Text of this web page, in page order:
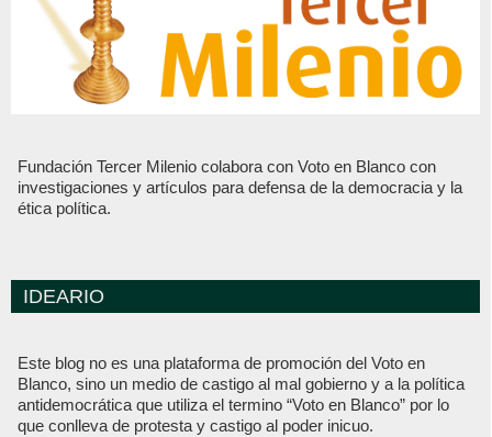
Fundación Tercer Milenio colabora con Voto en Blanco con
investigaciones y artículos para defensa de la democracia y la
ética política.
IDEARIO
Este blog no es una plataforma de promoción del Voto en
Blanco, sino un medio de castigo al mal gobierno y a la política
antidemocrática que utiliza el termino “Voto en Blanco” por lo
que conlleva de protesta y castigo al poder inicuo.